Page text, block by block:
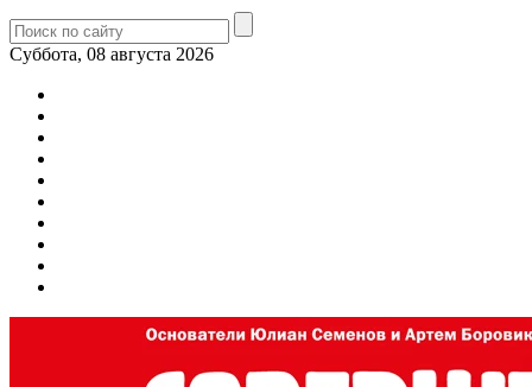
Суббота, 08 августа 2026